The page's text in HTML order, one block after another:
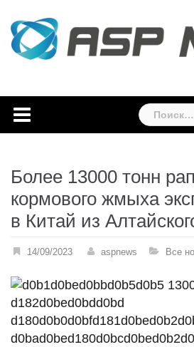
content
Найти:
Более 13000 тонн
кормового жмыха
в Китай из
14/09/2023 aspnews Все